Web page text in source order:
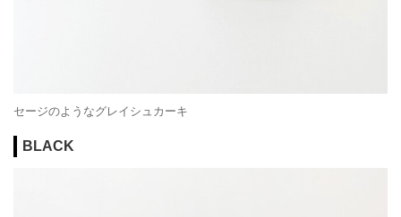
セージのようなグレイシュカーキ
BLACK